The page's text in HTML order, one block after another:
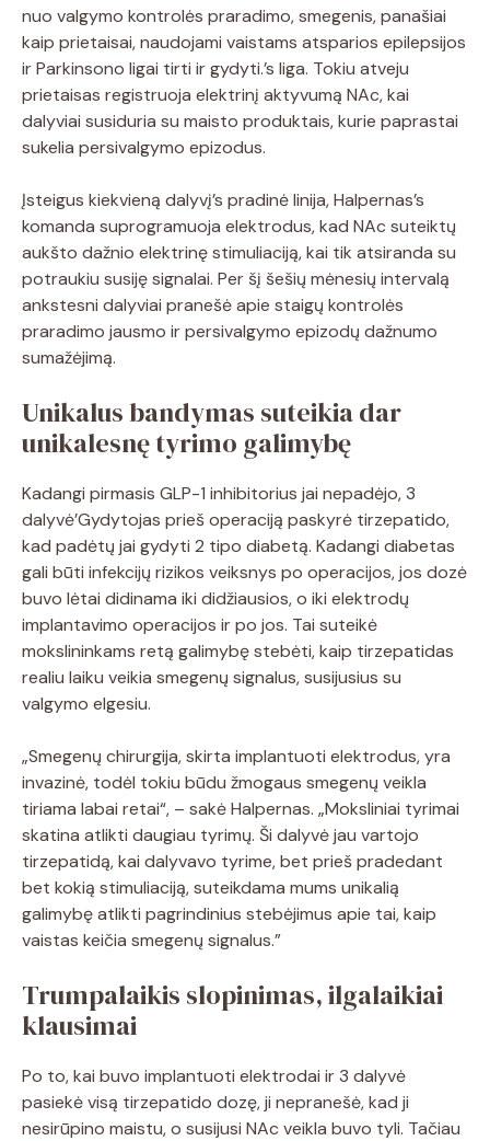
nuo valgymo kontrolės praradimo, smegenis, panašiai
kaip prietaisai, naudojami vaistams atsparios epilepsijos
ir Parkinsono ligai tirti ir gydyti.’s liga. Tokiu atveju
prietaisas registruoja elektrinį aktyvumą NAc, kai
dalyviai susiduria su maisto produktais, kurie paprastai
sukelia persivalgymo epizodus.
Įsteigus kiekvieną dalyvį’s pradinė linija, Halpernas’s
komanda suprogramuoja elektrodus, kad NAc suteiktų
aukšto dažnio elektrinę stimuliaciją, kai tik atsiranda su
potraukiu susiję signalai. Per šį šešių mėnesių intervalą
ankstesni dalyviai pranešė apie staigų kontrolės
praradimo jausmo ir persivalgymo epizodų dažnumo
sumažėjimą.
Unikalus bandymas suteikia dar
unikalesnę tyrimo galimybę
Kadangi pirmasis GLP-1 inhibitorius jai nepadėjo, 3
dalyvė’Gydytojas prieš operaciją paskyrė tirzepatido,
kad padėtų jai gydyti 2 tipo diabetą. Kadangi diabetas
gali būti infekcijų rizikos veiksnys po operacijos, jos dozė
buvo lėtai didinama iki didžiausios, o iki elektrodų
implantavimo operacijos ir po jos. Tai suteikė
mokslininkams retą galimybę stebėti, kaip tirzepatidas
realiu laiku veikia smegenų signalus, susijusius su
valgymo elgesiu.
„Smegenų chirurgija, skirta implantuoti elektrodus, yra
invazinė, todėl tokiu būdu žmogaus smegenų veikla
tiriama labai retai“, – sakė Halpernas. „Moksliniai tyrimai
skatina atlikti daugiau tyrimų. Ši dalyvė jau vartojo
tirzepatidą, kai dalyvavo tyrime, bet prieš pradedant
bet kokią stimuliaciją, suteikdama mums unikalią
galimybę atlikti pagrindinius stebėjimus apie tai, kaip
vaistas keičia smegenų signalus.”
Trumpalaikis slopinimas, ilgalaikiai
klausimai
Po to, kai buvo implantuoti elektrodai ir 3 dalyvė
pasiekė visą tirzepatido dozę, ji nepranešė, kad ji
nesirūpino maistu, o susijusi NAc veikla buvo tyli. Tačiau